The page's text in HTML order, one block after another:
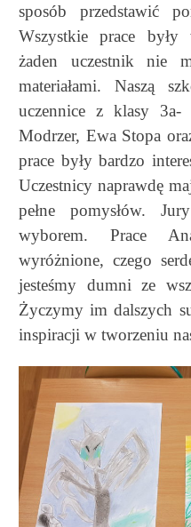
sposób przedstawić
Wszystkie prace
żaden uczestnik nie
materiałami. Naszą
uczennice z klasy 3a-
Modrzer, Ewa Stopa
prace były bardzo
Uczestnicy naprawdę
pełne pomysłów.
wyborem. Prace
wyróżnione, czego
jesteśmy dumni ze
Życzymy im dalszych
inspiracji w tworzeniu